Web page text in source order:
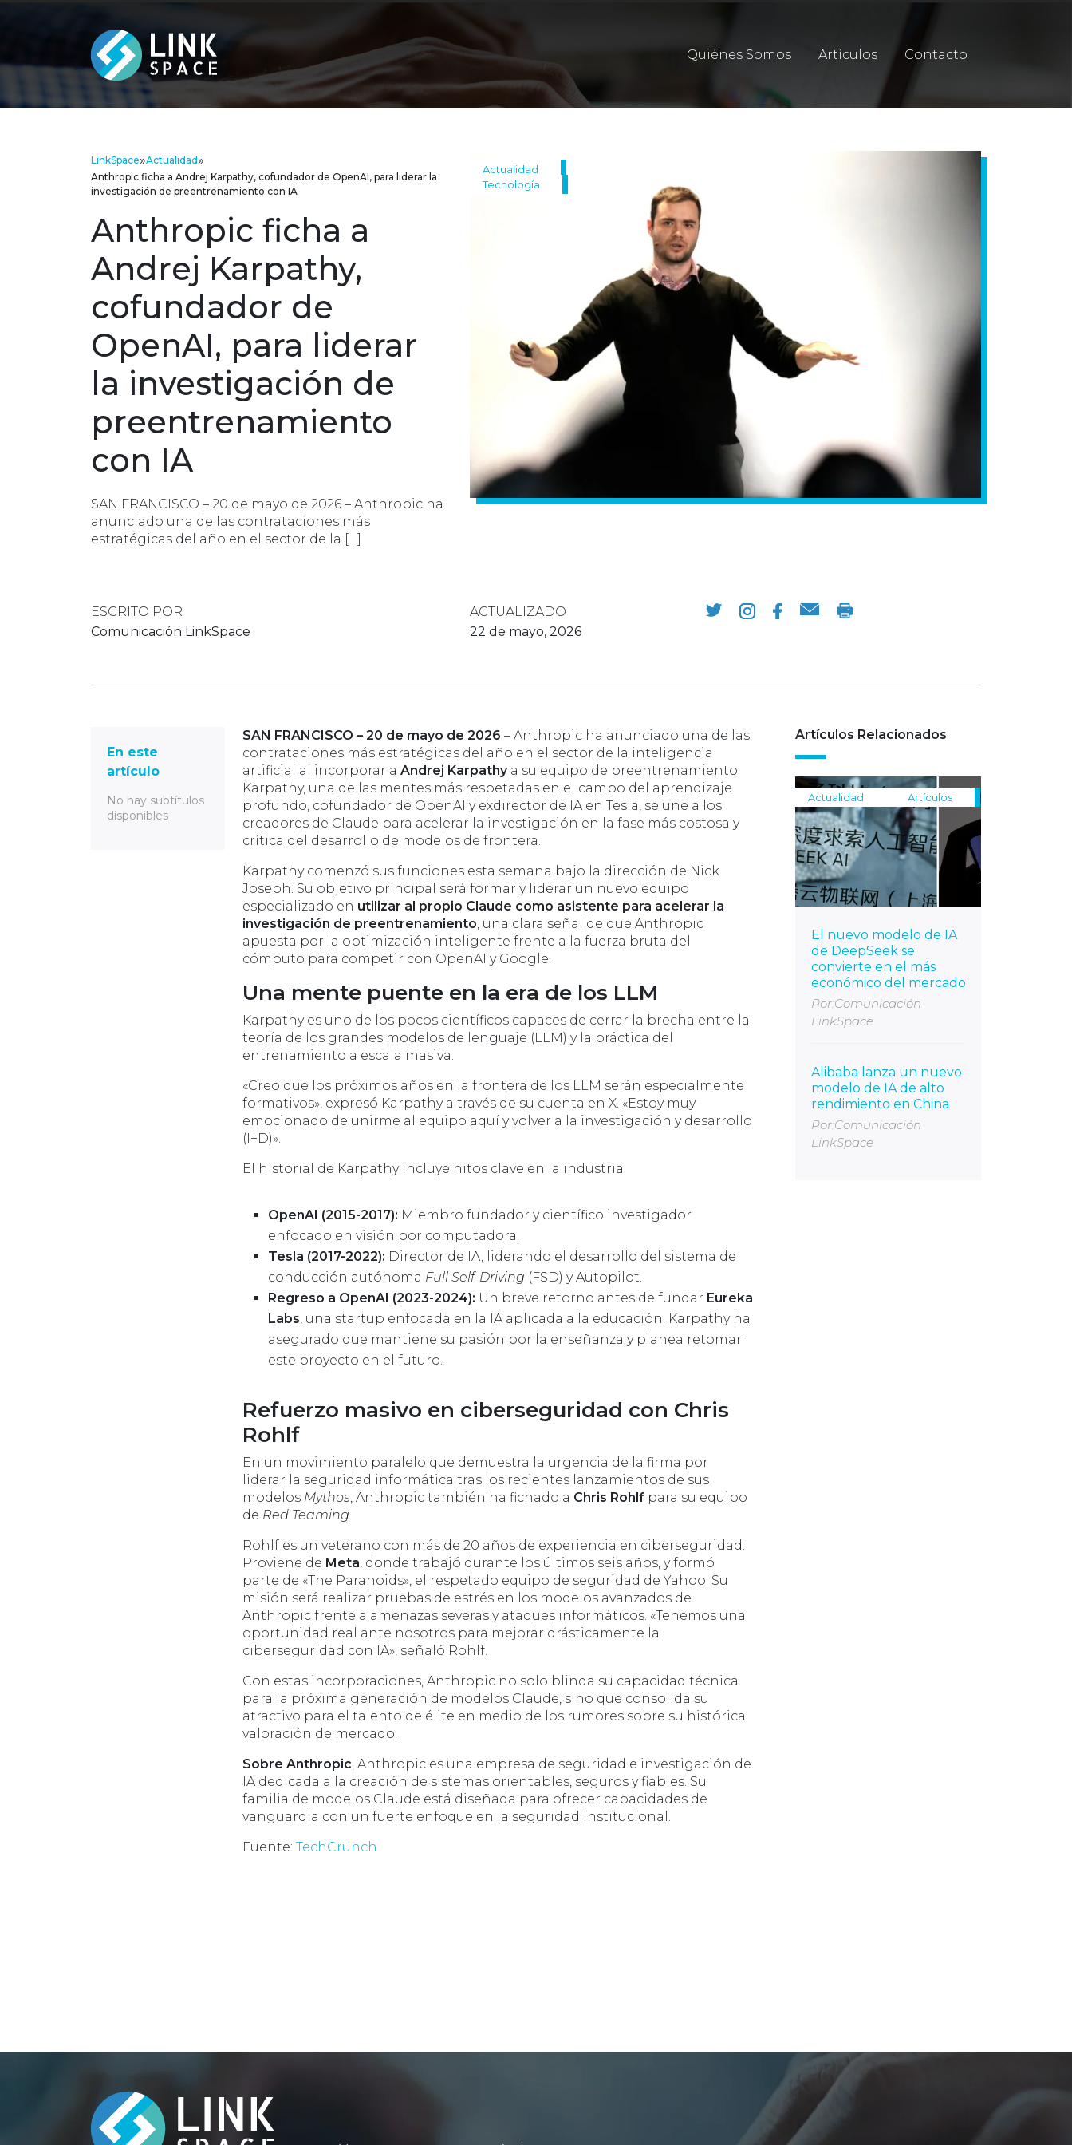
Quiénes Somos Artículos Contacto
LinkSpace»Actualidad »
Anthropic ficha a Andrej Karpathy, cofundador de OpenAI, para liderar la
investigación de preentrenamiento con IA
Anthropic ficha a
Andrej Karpathy,
cofundador de
OpenAI, para liderar
la investigación de
preentrenamiento
con IA
SAN FRANCISCO – 20 de mayo de 2026 – Anthropic ha
anunciado una de las contrataciones más
estratégicas del año en el sector de la […]
Actualidad
Tecnología
ESCRITO POR
Comunicación LinkSpace
ACTUALIZADO
22 de mayo, 2026
En este
artículo
No hay subtítulos
disponibles
SAN FRANCISCO – 20 de mayo de 2026 – Anthropic ha anunciado una de las
contrataciones más estratégicas del año en el sector de la inteligencia
artificial al incorporar a Andrej Karpathya su equipo de preentrenamiento.
Karpathy, una de las mentes más respetadas en el campo del aprendizaje
profundo, cofundador de OpenAI y exdirector de IA en Tesla, se une a los
creadores de Claude para acelerar la investigación en la fase más costosa y
crítica del desarrollo de modelos de frontera.
Karpathy comenzó sus funciones esta semana bajo la dirección de Nick
Joseph. Su objetivo principal será formar y liderar un nuevo equipo
especializado en utilizar al propio Claude como asistente para acelerar la
investigación de preentrenamiento, una clara señal de que Anthropic
apuesta por la optimización inteligente frente a la fuerza bruta del
cómputo para competir con OpenAI y Google.
Una mente puente en la era de los LLM
Karpathy es uno de los pocos científicos capaces de cerrar la brecha entre la
teoría de los grandes modelos de lenguaje (LLM) y la práctica del
entrenamiento a escala masiva.
«Creo que los próximos años en la frontera de los LLM serán especialmente
formativos», expresó Karpathy a través de su cuenta en X. «Estoy muy
emocionado de unirme al equipo aquí y volver a la investigación y desarrollo
(I+D)».
El historial de Karpathy incluye hitos clave en la industria:
OpenAI (2015-2017): Miembro fundador y científico investigador
enfocado en visión por computadora.
Tesla (2017-2022): Director de IA, liderando el desarrollo del sistema de
conducción autónoma Full Self-Driving (FSD) y Autopilot.
Regreso a OpenAI (2023-2024): Un breve retorno antes de fundar Eureka
Labs, una startup enfocada en la IA aplicada a la educación. Karpathy ha
asegurado que mantiene su pasión por la enseñanza y planea retomar
este proyecto en el futuro.
Refuerzo masivo en ciberseguridad con Chris
Rohlf
En un movimiento paralelo que demuestra la urgencia de la firma por
liderar la seguridad informática tras los recientes lanzamientos de sus
modelos Mythos, Anthropic también ha fichado a Chris Rohlf para su equipo
de Red Teaming.
Rohlf es un veterano con más de 20 años de experiencia en ciberseguridad.
Proviene de Meta, donde trabajó durante los últimos seis años, y formó
parte de «The Paranoids», el respetado equipo de seguridad de Yahoo. Su
misión será realizar pruebas de estrés en los modelos avanzados de
Anthropic frente a amenazas severas y ataques informáticos. «Tenemos una
oportunidad real ante nosotros para mejorar drásticamente la
ciberseguridad con IA», señaló Rohlf.
Con estas incorporaciones, Anthropic no solo blinda su capacidad técnica
para la próxima generación de modelos Claude, sino que consolida su
atractivo para el talento de élite en medio de los rumores sobre su histórica
valoración de mercado.
Sobre Anthropic, Anthropic es una empresa de seguridad e investigación de
IA dedicada a la creación de sistemas orientables, seguros y fiables. Su
familia de modelos Claude está diseñada para ofrecer capacidades de
vanguardia con un fuerte enfoque en la seguridad institucional.
Fuente: TechCrunch
Artículos Relacionados
Actualidad Artículos
El nuevo modelo de IA
de DeepSeek se
convierte en el más
económico del mercado
Por:Comunicación
LinkSpace
Alibaba lanza un nuevo
modelo de IA de alto
rendimiento en China
Por:Comunicación
LinkSpace